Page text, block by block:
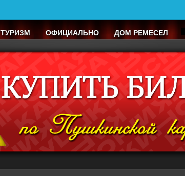
ТУРИЗМ ОФИЦИАЛЬНО ДОМ РЕМЕСЕЛ